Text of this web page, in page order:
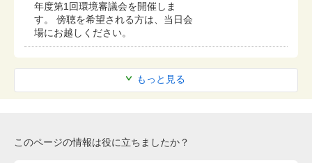
もっと見る
年度第1回環境審議会を開催しま
す。 傍聴を希望される方は、当日会
場にお越しください。
このページの情報は役に立ちましたか？